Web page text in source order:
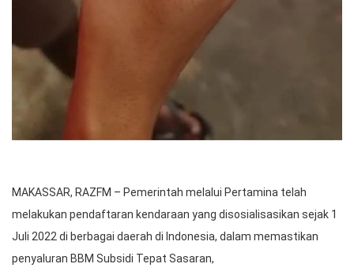
MAKASSAR, RAZFM – Pemerintah melalui Pertamina telah
melakukan pendaftaran kendaraan yang disosialisasikan sejak 1
Juli 2022 di berbagai daerah di Indonesia, dalam memastikan
penyaluran BBM Subsidi Tepat Sasaran,